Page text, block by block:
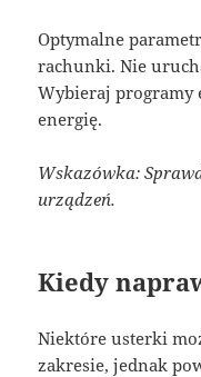
Optymalne
rachunki. Nie
Wybieraj programy
energię.
Wskazówka:
urządzeń.
Kiedy
Niektóre usterki
zakresie, jednak